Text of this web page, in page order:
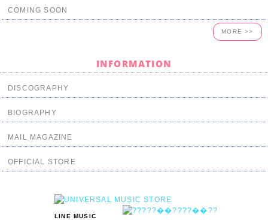
COMING SOON
MORE >>
INFORMATION
DISCOGRAPHY
BIOGRAPHY
MAIL MAGAZINE
OFFICIAL STORE
LINE MUSIC